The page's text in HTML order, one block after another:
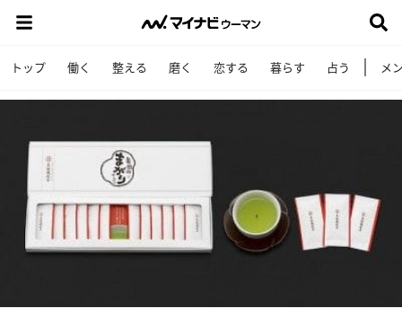
トップ 働く 整える 磨く 恋する 暮らす 占う メ